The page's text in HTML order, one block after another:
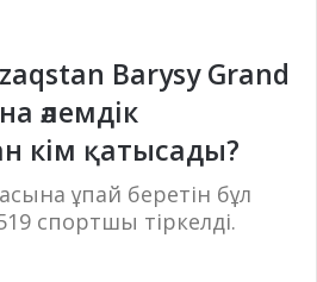
Barysy Grand
әлемдік
кім қатысады?
ұпай беретін бұл
спортшы тіркелді.